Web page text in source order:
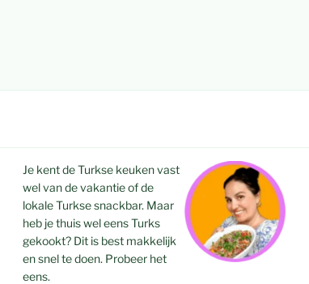
Je kent de Turkse keuken vast
wel van de vakantie of de
lokale Turkse snackbar. Maar
heb je thuis wel eens Turks
gekookt? Dit is best makkelijk
en snel te doen. Probeer het
eens.